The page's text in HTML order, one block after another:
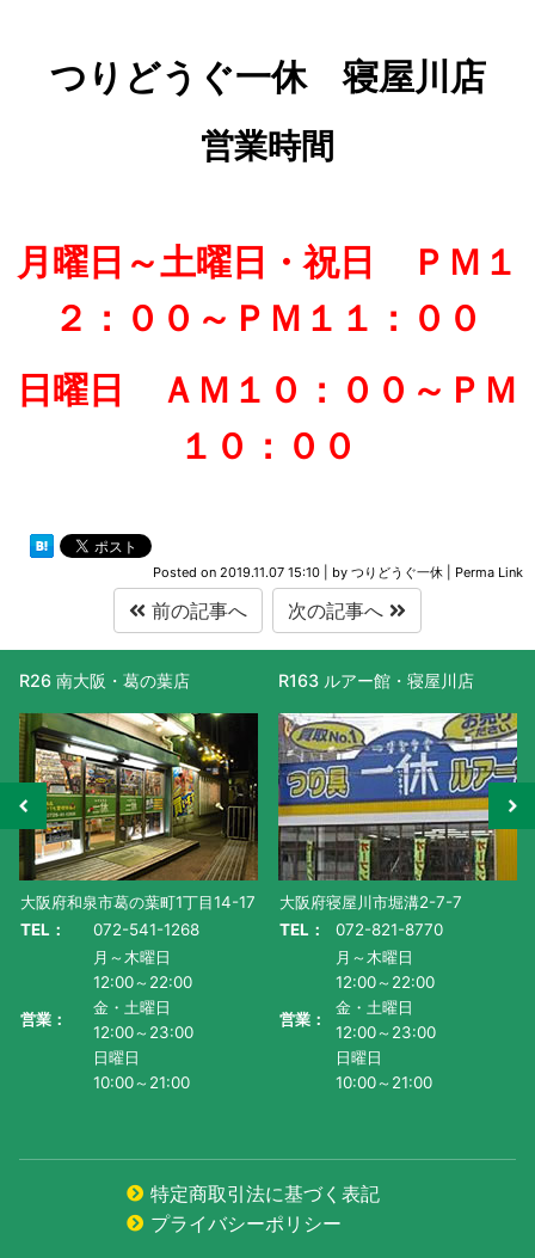
つりどうぐ一休 寝屋川店
営業時間
月曜日～土曜日・祝日 ＰＭ１
２：００～ＰＭ１１：００
日曜日 ＡＭ１０：００～ＰＭ
１０：００
Posted on 2019.11.07 15:10 by つりどうぐ一休 Perma Link
前の記事へ 次の記事へ
R163 ルアー館・寝屋川店
大阪府寝屋川市堀溝2-7-7
TEL：
072-821-8770
営業：
月～木曜日
12:00～22:00
金・土曜日
12:00～23:00
日曜日
10:00～21:00
R477 滋賀守山店
滋賀県守山市水保町1130番地-1
TEL：
077-585-5011
営業：
月～金曜日・祝
AM10:00～PM9:00
土曜日
AM9:00~PM9:00
日曜日
AM9:00～PM8:00
特定商取引法に基づく表記
プライバシーポリシー